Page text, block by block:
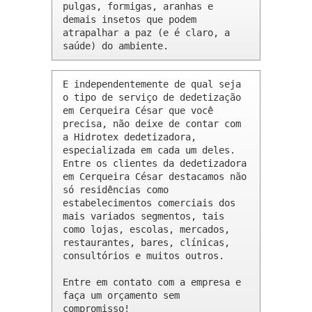
pulgas, formigas, aranhas e
demais insetos que podem
atrapalhar a paz (e é claro, a
saúde) do ambiente.
E independentemente de qual seja
o tipo de serviço de dedetização
em Cerqueira César que você
precisa, não deixe de contar com
a Hidrotex dedetizadora,
especializada em cada um deles.
Entre os clientes da dedetizadora
em Cerqueira César destacamos não
só residências como
estabelecimentos comerciais dos
mais variados segmentos, tais
como lojas, escolas, mercados,
restaurantes, bares, clínicas,
consultórios e muitos outros.
Entre em contato com a empresa e
faça um orçamento sem
compromisso!